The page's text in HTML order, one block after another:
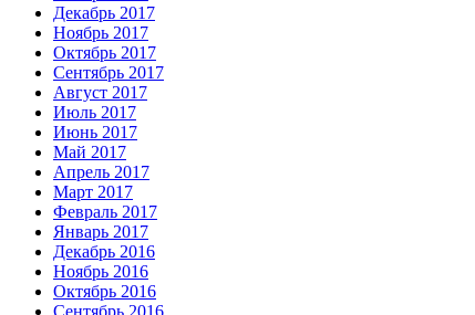
Декабрь 2017
Ноябрь 2017
Октябрь 2017
Сентябрь 2017
Август 2017
Июль 2017
Июнь 2017
Май 2017
Апрель 2017
Март 2017
Февраль 2017
Январь 2017
Декабрь 2016
Ноябрь 2016
Октябрь 2016
Сентябрь 2016